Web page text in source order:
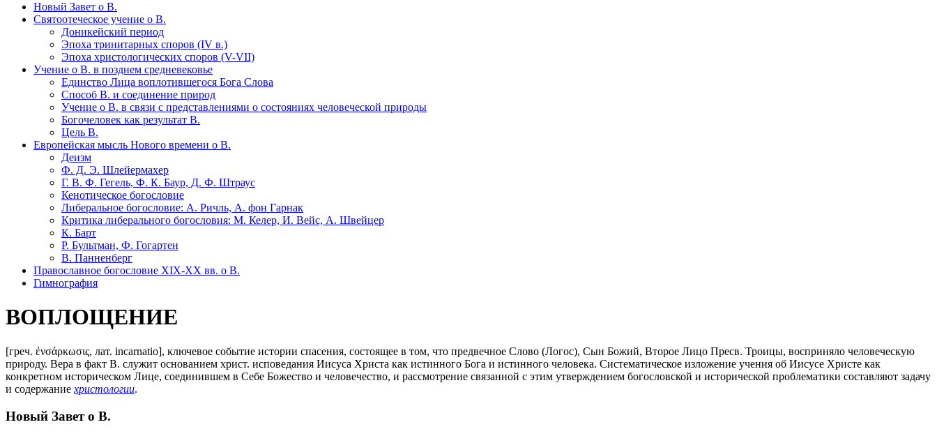
Новый Завет о В.
Святоотеческое учение о В.
Доникейский период
Эпоха тринитарных споров (IV в.)
Эпоха христологических споров (V-VII)
Учение о В. в позднем средневековье
Единство Лица воплотившегося Бога Слова
Способ В. и соединение природ
Учение о В. в связи с представлениями о состояниях человеческой природы
Богочеловек как результат В.
Цель В.
Европейская мысль Нового времени о В.
Деизм
Ф. Д. Э. Шлейермахер
Г. В. Ф. Гегель, Ф. К. Баур, Д. Ф. Штраус
Кенотическое богословие
Либеральное богословие: А. Ричль, А. фон Гарнак
Критика либерального богословия: М. Келер, И. Вейс, А. Швейцер
К. Барт
Р. Бультман, Ф. Гогартен
В. Панненберг
Православное богословие XIX-XX вв. о В.
Гимнография
ВОПЛОЩЕНИЕ
[греч. ἐνσάρκωσις, лат. incarnatio], ключевое событие истории спасения, состоящее в том, что предвечное Слово (Логос), Сын Божий, Второе Лицо Пресв. Троицы, восприняло человеческую
природу. Вера в факт В. служит основанием христ. исповедания Иисуса Христа как истинного Бога и истинного человека. Систематическое изложение учения об Иисусе Христе как
конкретном историческом Лице, соединившем в Себе Божество и человечество, и рассмотрение связанной с этим утверждением богословской и исторической проблематики составляют задачу
и содержание христологии.
Новый Завет о В.